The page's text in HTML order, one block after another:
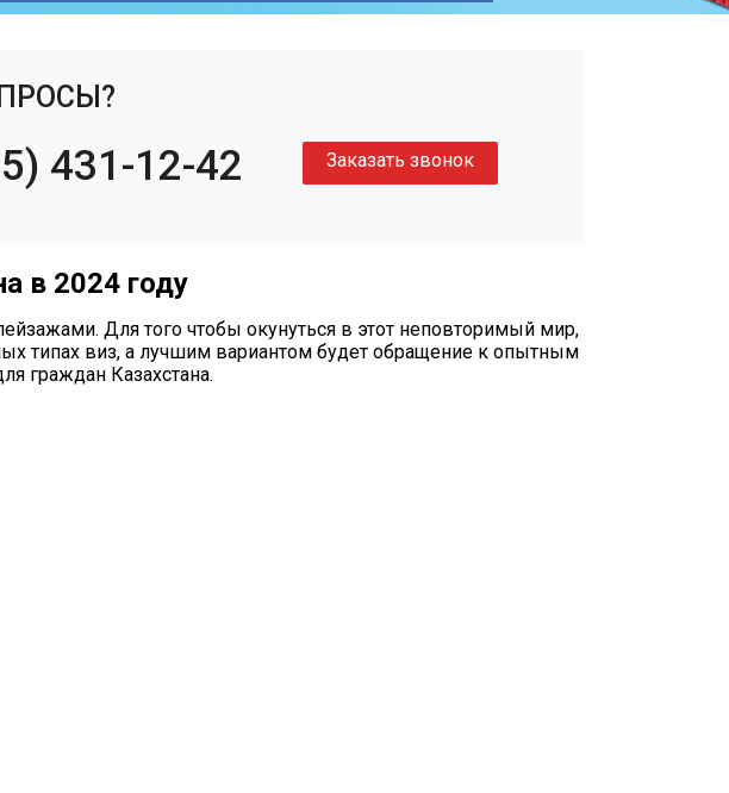
431-12-42 Заказать звонок
в 2024 году
Для того чтобы окунуться в этот неповторимый мир,
типах виз, а лучшим вариантом будет обращение к опытным
граждан Казахстана.